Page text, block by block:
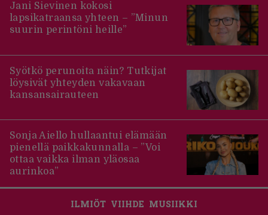
Jani Sievinen kokosi
lapsikatraansa yhteen – ”Minun
suurin perintöni heille”
Syötkö perunoita näin? Tutkijat
löysivät yhteyden vakavaan
kansansairauteen
Sonja Aiello hullaantui elämään
pienellä paikkakunnalla – ”Voi
ottaa vaikka ilman yläosaa
aurinkoa”
ILMIÖT VIIHDE MUSIIKKI